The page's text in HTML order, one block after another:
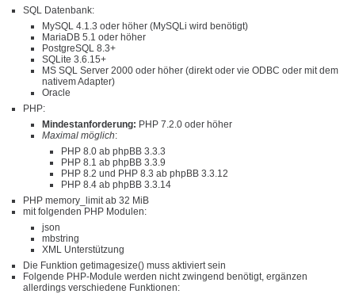
SQL Datenbank:
MySQL 4.1.3 oder höher (MySQLi wird benötigt)
MariaDB 5.1 oder höher
PostgreSQL 8.3+
SQLite 3.6.15+
MS SQL Server 2000 oder höher (direkt oder vie ODBC oder mit dem
nativem Adapter)
Oracle
PHP:
Mindestanforderung: PHP 7.2.0 oder höher
Maximal möglich:
PHP 8.0 ab phpBB 3.3.3
PHP 8.1 ab phpBB 3.3.9
PHP 8.2 und PHP 8.3 ab phpBB 3.3.12
PHP 8.4 ab phpBB 3.3.14
PHP memory_limit ab 32 MiB
mit folgenden PHP Modulen:
json
mbstring
XML Unterstützung
Die Funktion getimagesize() muss aktiviert sein
Folgende PHP-Module werden nicht zwingend benötigt, ergänzen
allerdings verschiedene Funktionen: